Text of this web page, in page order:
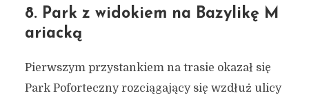
8. Park z widokiem na Bazylikę M
ariacką
Pierwszym przystankiem na trasie okazał się
Park Poforteczny rozciągający się wzdłuż ulicy